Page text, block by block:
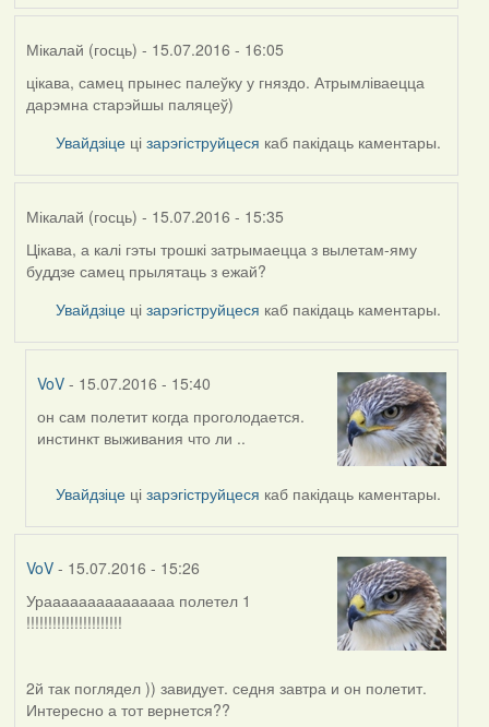
Мікалай (госць) - 15.07.2016 - 16:05
цікава, самец прынес палеўку у гняздо. Атрымліваецца
дарэмна старэйшы паляцеў)
Увайдзіце цізарэгіструйцеся каб пакідаць каментары.
Мікалай (госць) - 15.07.2016 - 15:35
Цікава, а калі гэты трошкі затрымаецца з вылетам-яму
буддзе самец прылятаць з ежай?
Увайдзіце цізарэгіструйцеся каб пакідаць каментары.
VoV - 15.07.2016 - 15:40
In
reply
(госць)
он сам полетит когда проголодается.
инстинкт выживания что ли ..
Увайдзіце цізарэгіструйцеся каб пакідаць каментары.
VoV- 15.07.2016 - 15:26
Урааааааааааааааа полетел 1
!!!!!!!!!!!!!!!!!!!!!!
2й так поглядел )) завидует. седня завтра и он полетит.
Интересно а тот вернется??